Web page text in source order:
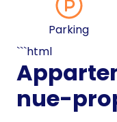
Parking
```html
nue-